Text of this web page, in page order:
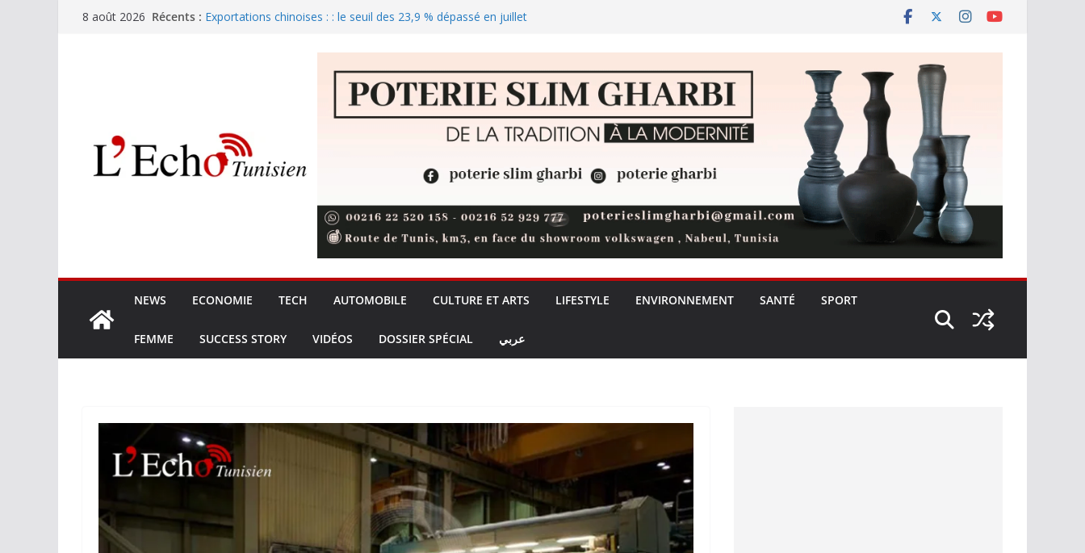
Passer8 août 2026 Récents : Exportations chinoises : : le seuil des 23,9 % dépassé en juillet
Zendure et Sobry : la batterie solaire qui joue les arbitres sur
Xiaomi G34WQi : Le retour surprise du moniteur gaming
ultrawide à 300 €
NEWS ECONOMIE TECH AUTOMOBILE CULTURE ET ARTS LIFESTYLE ENVIRONNEMENT SANTÉ SPORT
FEMME SUCCESS STORY VIDÉOS DOSSIER SPÉCIAL عربي